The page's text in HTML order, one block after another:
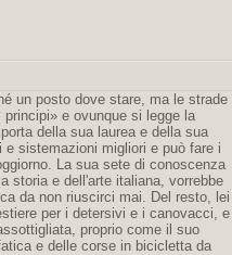
un posto dove stare, ma le strade
e ovunque si legge la
della sua laurea e della sua
sistemazioni migliori e può fare i
La sua sete di conoscenza
storia e dell'arte italiana, vorrebbe
da non riuscirci mai. Del resto, lei
per i detersivi e i canovacci, e
proprio come il suo
e delle corse in bicicletta da